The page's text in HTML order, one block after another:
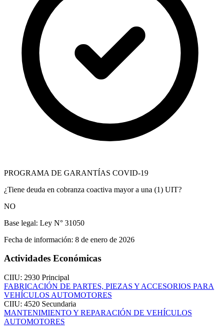
PROGRAMA DE GARANTÍAS COVID-19
¿Tiene deuda en cobranza coactiva mayor a una (1) UIT?
NO
Base legal: Ley N° 31050
Fecha de información: 8 de enero de 2026
Actividades Económicas
CIIU: 2930 Principal
FABRICACIÓN DE PARTES, PIEZAS Y ACCESORIOS PARA
VEHÍCULOS AUTOMOTORES
CIIU: 4520 Secundaria
MANTENIMIENTO Y REPARACIÓN DE VEHÍCULOS
AUTOMOTORES